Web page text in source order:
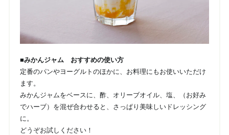
■みかんジャム おすすめの使い方
定番のパンやヨーグルトのほかに、お料理にもお使いいただけ
ます。
みかんジャムをベースに、酢、オリーブオイル、塩、（お好み
でハーブ）を混ぜ合わせると、さっぱり美味しいドレッシング
に。
どうぞお試しください！